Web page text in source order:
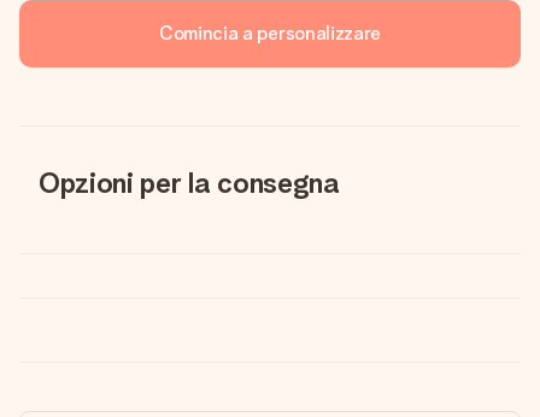
Comincia a personalizzare
Opzioni per la consegna